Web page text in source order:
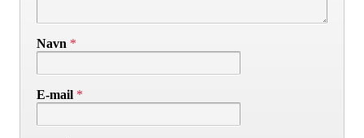
Navn *
E-mail *